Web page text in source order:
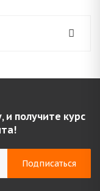
получите курс